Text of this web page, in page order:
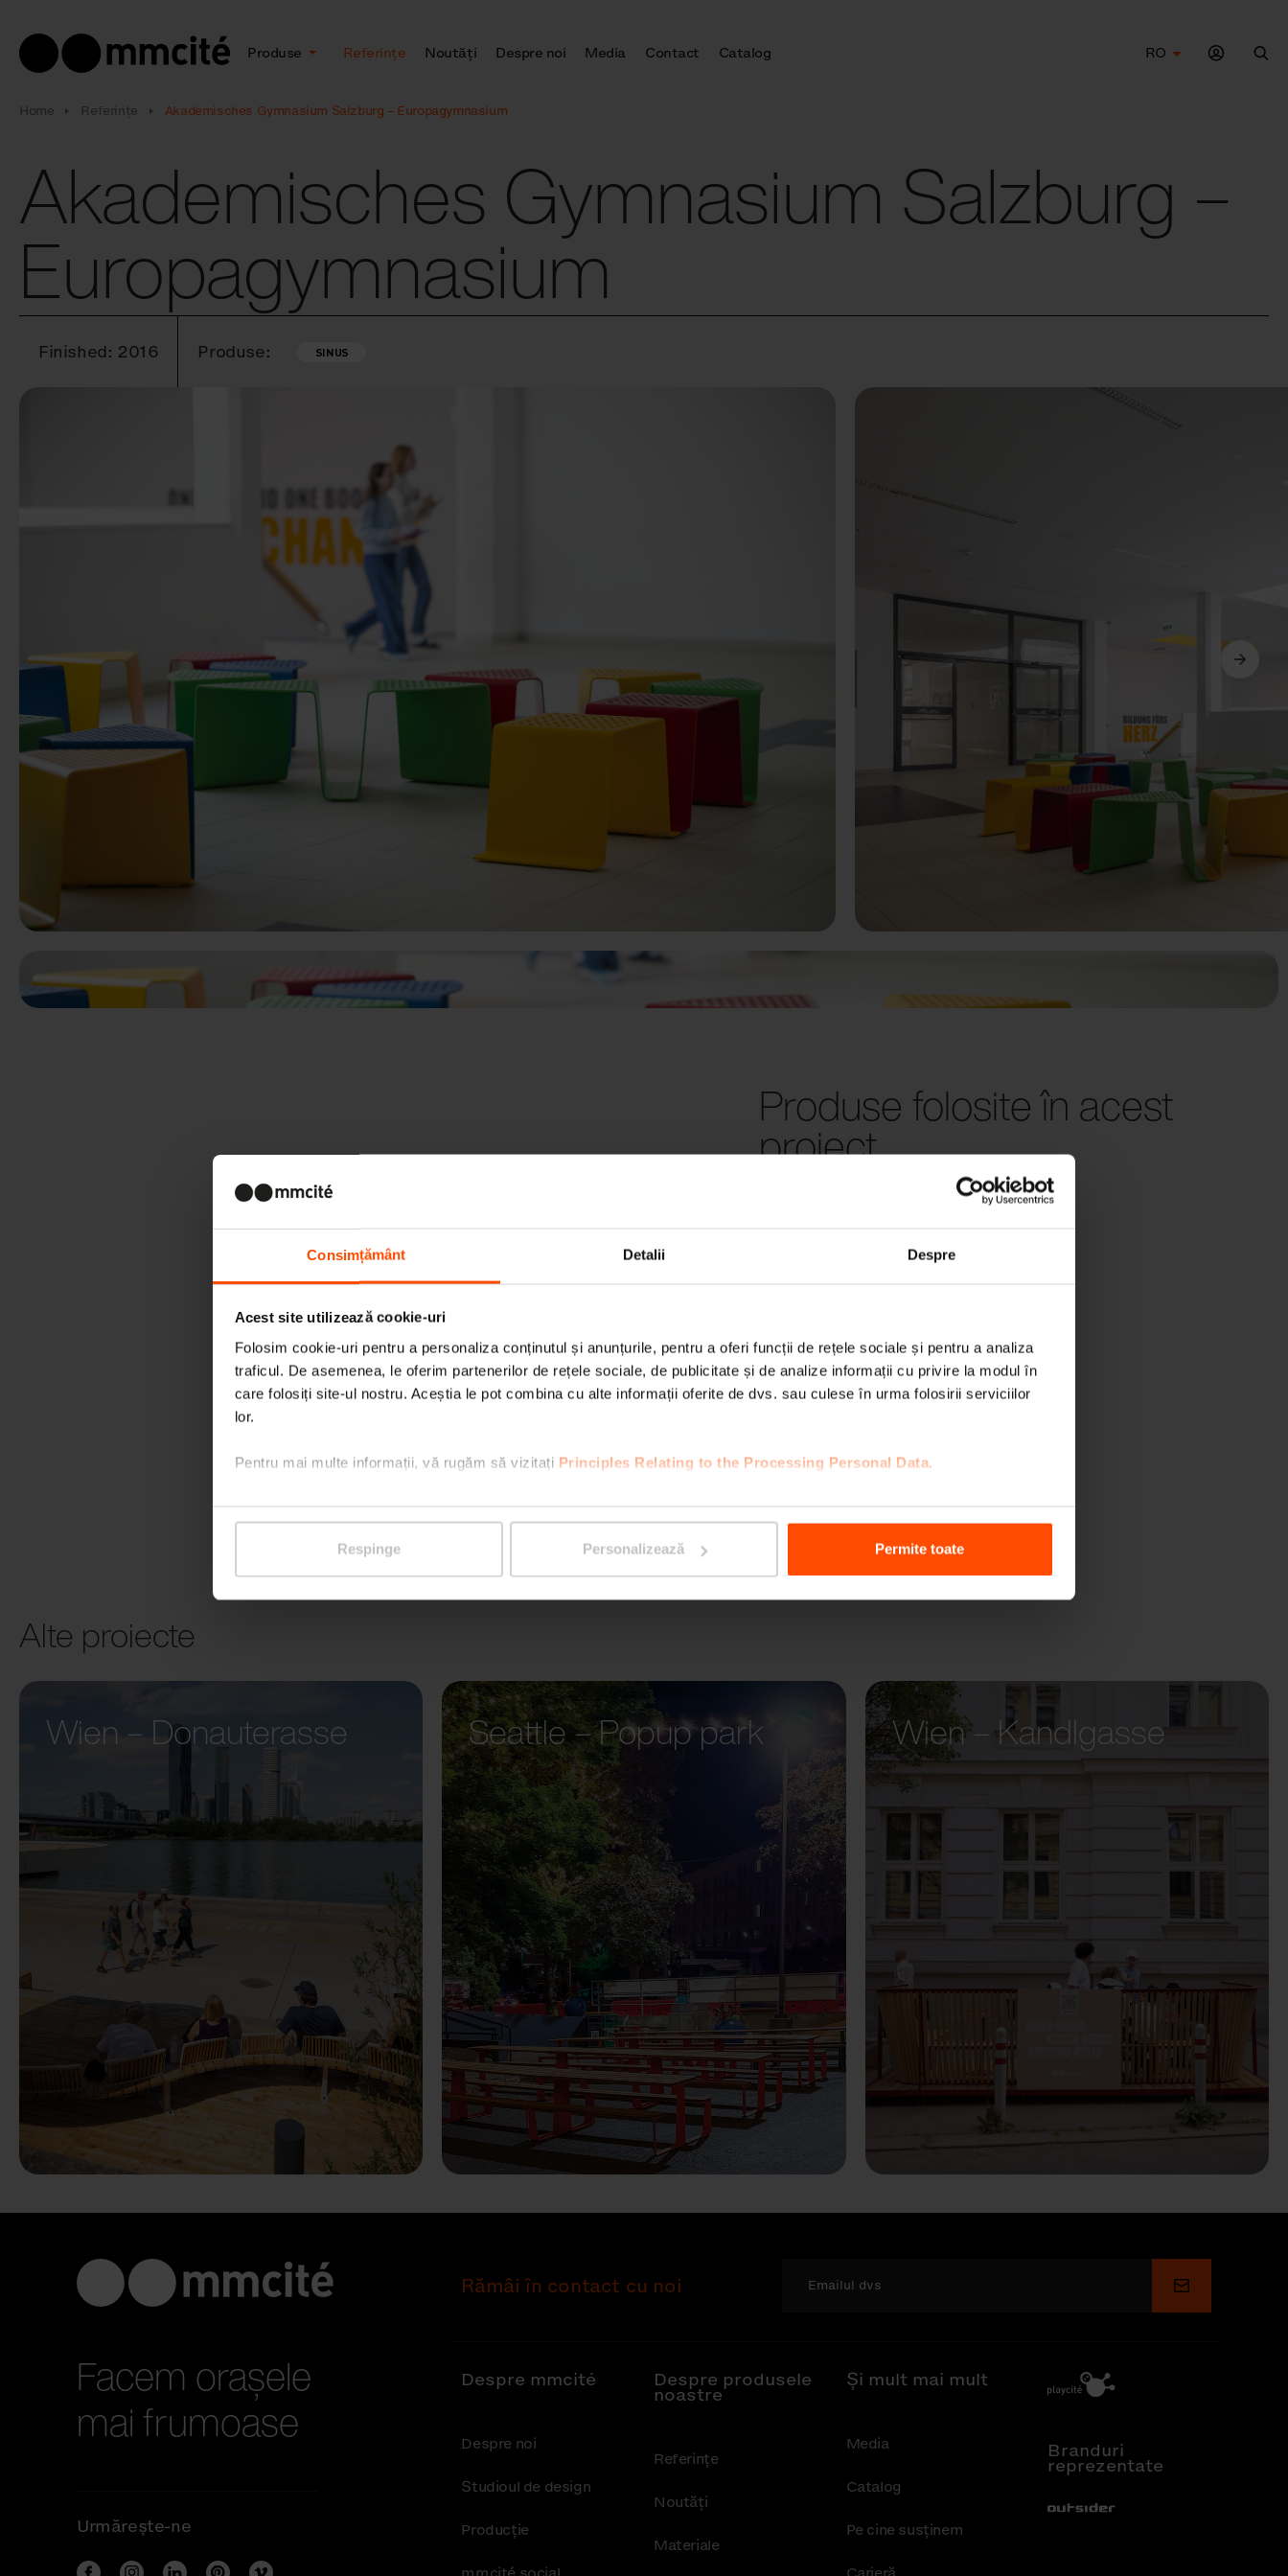
Consimțământ Detalii Despre
Acest site utilizează cookie-uri
Folosim cookie-uri pentru a personaliza conținutul și anunțurile, pentru a oferi funcții de rețele sociale și pentru a analiza
traficul. De asemenea, le oferim partenerilor de rețele sociale, de publicitate și de analize informații cu privire la modul în
care folosiți site-ul nostru. Aceștia le pot combina cu alte informații oferite de dvs. sau culese în urma folosirii serviciilor
lor.
Pentru mai multe informații, vă rugăm să vizitați Principles Relating to the Processing Personal Data.
Respinge Personalizează Permite toate
Produse Referințe Noutăţi Despre noi Media Contact Catalog
RO
Home Referințe Akademisches Gymnasium Salzburg – Europagymnasium
Akademisches Gymnasium Salzburg –
Europagymnasium
Finished: 2016 Produse: SINUS
Anterior Următorul
Produse folosite în acest
proiect
Alte proiecte
Wien – Donauterasse
Seattle – Popup park Wien – Kandlgasse
Facem orașele
mai frumoase
Urmărește-ne
Rămâi în contact cu noi Depune
Despre mmcité
Despre noi
Studioul de design
Producție
Despre produsele
noastre
Referințe
Noutăţi
Materiale
Și mult mai mult
Media
Catalog
Pe cine susținem
Branduri
reprezentate
Out-Sider